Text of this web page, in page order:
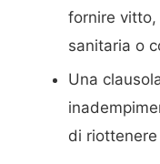
fornire vitto,
sanitaria o
Una
di riottenere